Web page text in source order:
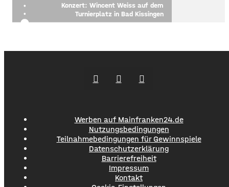
Konzert: Wincent Weiss auf dem
Turnierplatz in Bad Kissingen
Werben auf Mainfranken24.de
Nutzungsbedingungen
Teilnahmebedingungen für Gewinnspiele
Datenschutzerklärung
Barrierefreiheit
Impressum
Kontakt